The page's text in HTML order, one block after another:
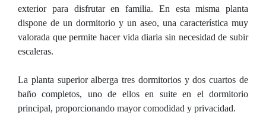
exterior para disfrutar en familia. En esta misma planta
dispone de un dormitorio y un aseo, una característica muy
valorada que permite hacer vida diaria sin necesidad de subir
escaleras.
La planta superior alberga tres dormitorios y dos cuartos de
baño completos, uno de ellos en suite en el dormitorio
principal, proporcionando mayor comodidad y privacidad.